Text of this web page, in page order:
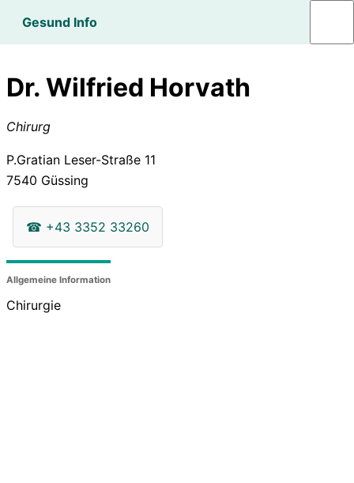
Gesund Info
Dr. Wilfried Horvath
Chirurg
P.Gratian Leser-Straße 11
7540 Güssing
☎ +43 3352 33260
Allgemeine Information
Chirurgie